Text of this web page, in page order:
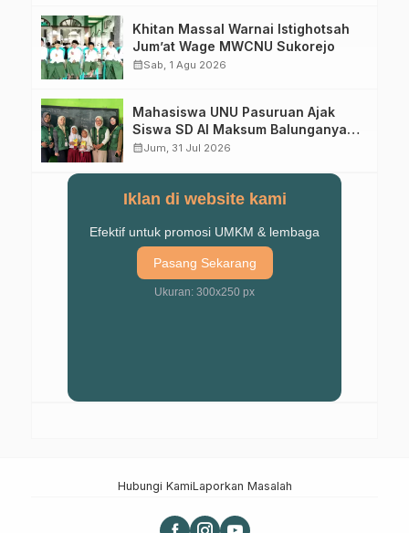
Khitan Massal Warnai Istighotsah
Jum’at Wage MWCNU Sukorejo
calendar_monthSab, 1 Agu 2026
Mahasiswa UNU Pasuruan Ajak
Siswa SD Al Maksum Balunganyar
Kuasai Penjumlahan Bersusun
calendar_monthJum, 31 Jul 2026
Iklan di website kami
Efektif untuk promosi UMKM & lembaga
Pasang Sekarang
Ukuran: 300x250 px
Hubungi KamiLaporkan Masalah